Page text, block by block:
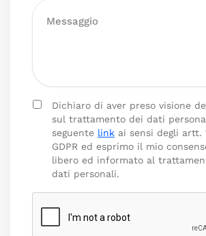
Dichiaro di aver preso visione
sul trattamento dei dati
seguente link ai sensi degli artt.
GDPR ed esprimo il mio
libero ed informato al
dati personali.